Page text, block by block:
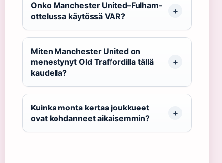
Onko Manchester United–Fulham-
ottelussa käytössä VAR?
Miten Manchester United on
menestynyt Old Traffordilla tällä
kaudella?
Kuinka monta kertaa joukkueet
ovat kohdanneet aikaisemmin?